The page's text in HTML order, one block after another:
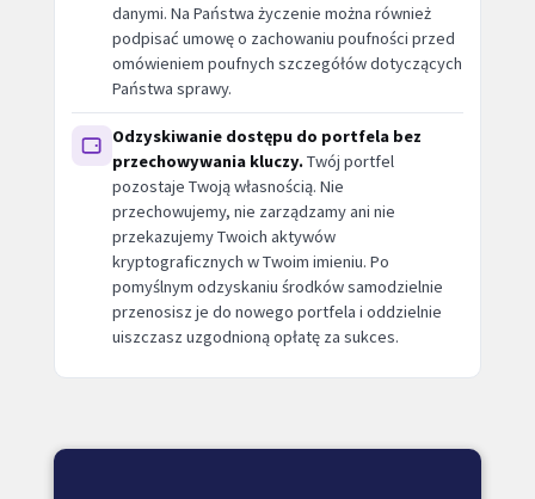
danymi. Na Państwa życzenie można również
podpisać umowę o zachowaniu poufności przed
omówieniem poufnych szczegółów dotyczących
Państwa sprawy.
Odzyskiwanie dostępu do portfela bez
przechowywania kluczy.Twój portfel
pozostaje Twoją własnością. Nie
przechowujemy, nie zarządzamy ani nie
przekazujemy Twoich aktywów
kryptograficznych w Twoim imieniu. Po
pomyślnym odzyskaniu środków samodzielnie
przenosisz je do nowego portfela i oddzielnie
uiszczasz uzgodnioną opłatę za sukces.